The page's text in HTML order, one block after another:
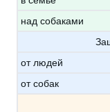
над собаками
от людей
от собак